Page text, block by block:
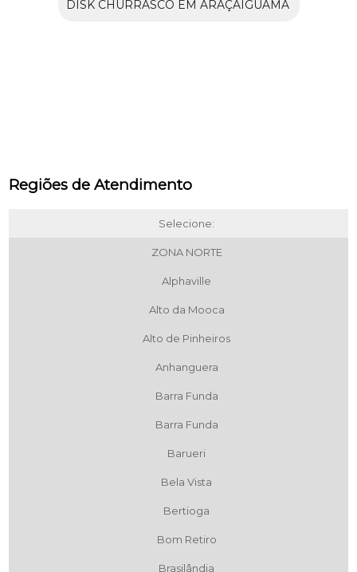
DISK CHURRASCO EM ARAÇAIGUAMA
Regiões de Atendimento
Selecione:
ZONA NORTE
Alphaville
Alto da Mooca
Alto de Pinheiros
Anhanguera
Barra Funda
Barra Funda
Barueri
Bela Vista
Bertioga
Bom Retiro
Brasilândia